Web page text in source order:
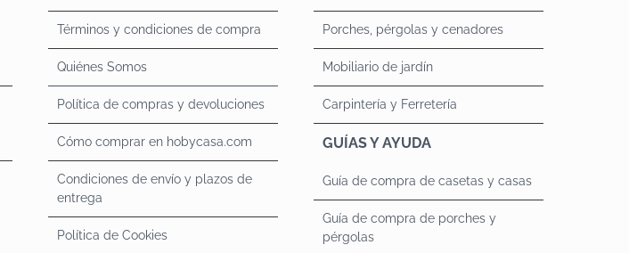
Términos y condiciones de compra
Quiénes Somos
Política de compras y devoluciones
Cómo comprar en hobycasa.com
Condiciones de envío y plazos de
entrega
Política de Cookies
Porches, pérgolas y cenadores
Mobiliario de jardín
Carpintería y Ferretería
GUÍAS Y AYUDA
Guía de compra de casetas y casas
Guía de compra de porches y
pérgolas